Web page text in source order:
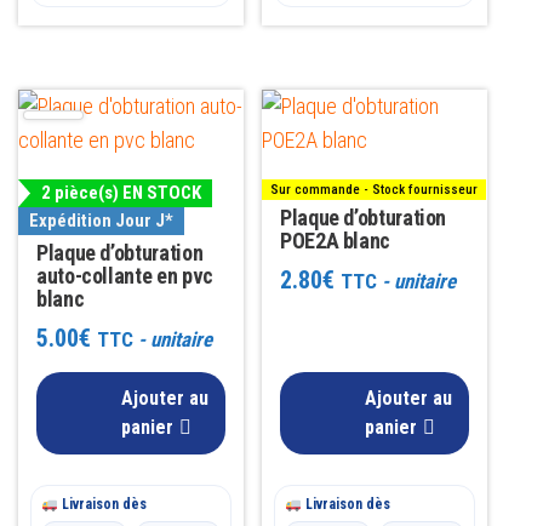
2 pièce(s) EN STOCK
Expédition Jour J*
Plaque d’obturation
auto-collante en pvc
blanc
5.00€ TTC - unitaire
Ajouter au
panier
Livraison dès
Sur commande - Stock fournisseur
Plaque d’obturation
POE2A blanc
2.80€ TTC- unitaire
Ajouter au
panier
Livraison dès